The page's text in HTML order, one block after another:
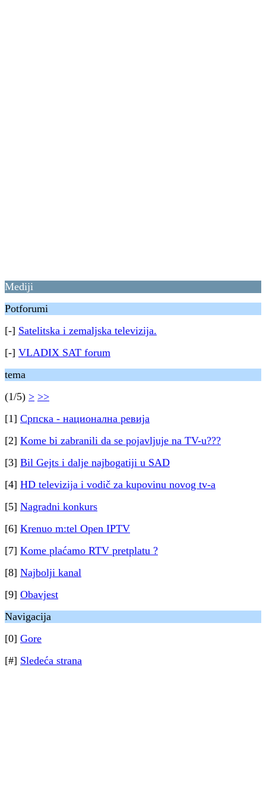
Mediji
Potforumi
[-] Satelitska i zemaljska televizija.
[-] VLADIX SAT forum
tema
(1/5) > >>
[1] Српска - национална ревија
[2] Kome bi zabranili da se pojavljuje na TV-u???
[3] Bil Gejts i dalje najbogatiji u SAD
[4] HD televizija i vodič za kupovinu novog tv-a
[5] Nagradni konkurs
[6] Krenuo m:tel Open IPTV
[7] Kome plaćamo RTV pretplatu ?
[8] Najbolji kanal
[9] Obavjest
Navigacija
[0] Gore
[#] Sledeća strana